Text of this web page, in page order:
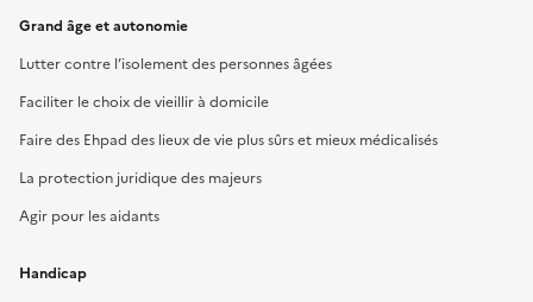
Grand âge et autonomie
Lutter contre l’isolement des personnes âgées
Faciliter le choix de vieillir à domicile
Faire des Ehpad des lieux de vie plus sûrs et mieux médicalisés
La protection juridique des majeurs
Agir pour les aidants
Handicap